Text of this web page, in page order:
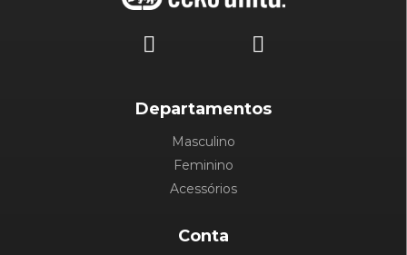
Departamentos
Masculino
Feminino
Acessórios
Conta